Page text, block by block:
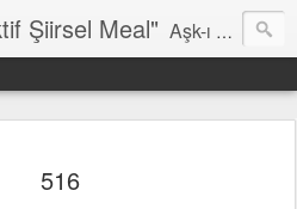
Şiirsel Meal" Aşk-ı Kur'an; Orjinali, devrin tüm şiirlerini ortadan kaldırıp, kendine özgün şiirsel ahengiyle, tahta oturan Kur'an'ı Kerim'dir. Bu çalışma ise şiir tadında, ama şiir olduğu iddaa edilmeyen özgün bir mealidir. Şiir, şairin kendine göre hissettiği, şiir okuyucunun da kendine göre haz aldığı özgün bir duygusal bütünlüktür. İnteraktif Kuran'ı Kerim Meali, işiten herkese kendine has ruhsal bir bütünlük verir.
516